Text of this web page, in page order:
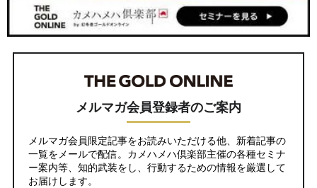
メルマガ会員登録者のご案内
メルマガ会員限定記事をお読みいただける他、新着記事の
一覧をメールで配信。カメハメハ倶楽部主催の各種セミナ
ー案内等、知的武装をし、行動するための情報を厳選して
お届けします。